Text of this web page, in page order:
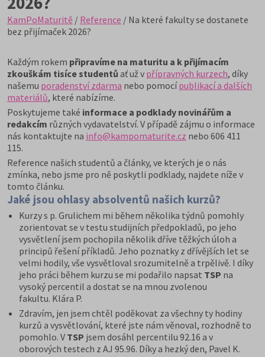
KamPoMaturitě / Reference / Na které fakulty se dostanete
bez přijímaček 2026?
Každým rokem připravíme na maturitu a k přijímacím
zkouškám tisíce studentů ať už v přípravných kurzech, díky
našemu poradenství zdarma nebo pomocípublikací a dalších
materiálů, které nabízíme.
Poskytujeme také informace a podklady novinářům a
redakcím různých vydavatelství. V případě zájmu o informace
nás kontaktujte na info@kampomaturite.cz nebo 606 411
115.
Reference našich studentů a články, ve kterých je o nás
zmínka, nebo jsme pro ně poskytli podklady, najdete níže v
tomto článku.
Jaké jsou ohlasy absolventů našich kurzů?
Kurzy s p. Grulichem mi během několika týdnů pomohly
zorientovat se v testu studijních předpokladů, po jeho
vysvětlení jsem pochopila několik dříve těžkých úloh a
principů řešení příkladů. Jeho poznatky z dřívějších let se
velmi hodily, vše vysvětloval srozumitelně a trpělivě. I díky
jeho práci během kurzu se mi podařilo napsat TSP na
vysoký percentil a dostat se na mnou zvolenou
fakultu. Klára P.
Zdravím, jen jsem chtěl poděkovat za všechny ty hodiny
kurzů a vysvětlování, které jste nám věnoval, rozhodně to
pomohlo. V TSP jsem dosáhl percentilu 92.16 a v
oborových testech z AJ 95.96. Díky a hezký den, Pavel K.